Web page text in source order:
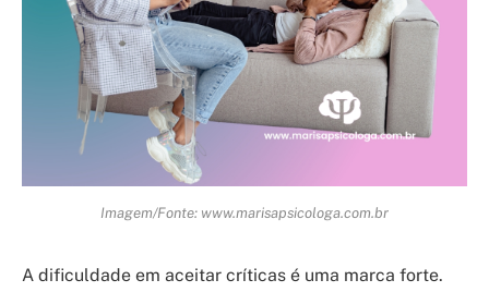
Imagem/Fonte: www.marisapsicologa.com.br
A dificuldade em aceitar críticas é uma marca forte.